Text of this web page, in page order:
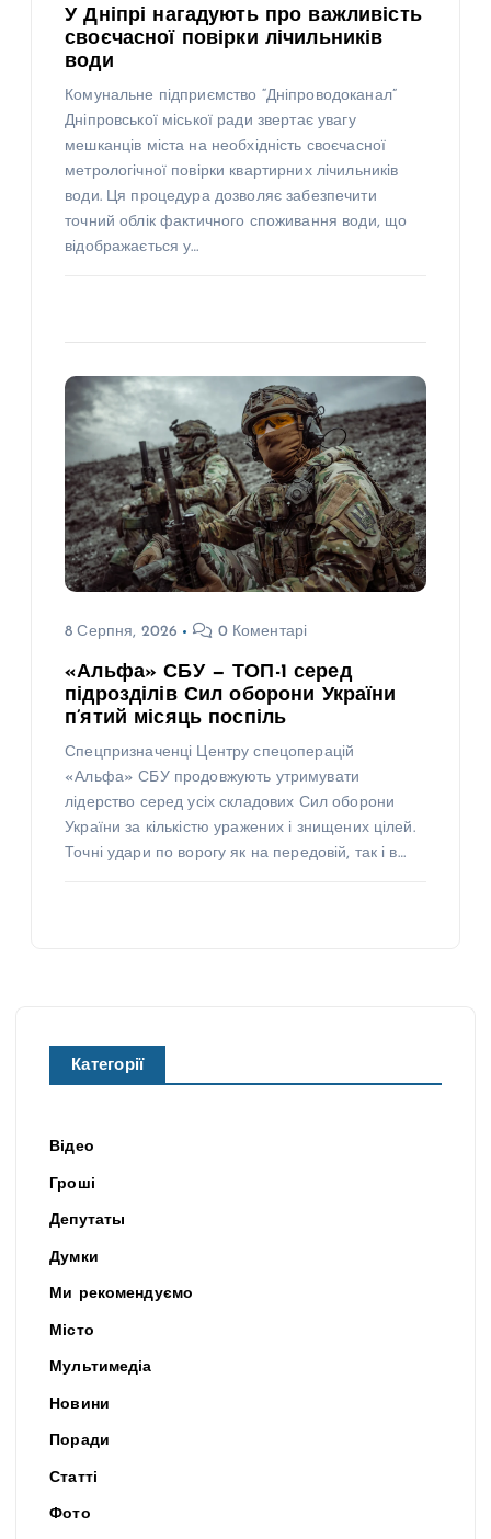
У Дніпрі нагадують про важливість
своєчасної повірки лічильників
води
Комунальне підприємство “Дніпроводоканал”
Дніпровської міської ради звертає увагу
мешканців міста на необхідність своєчасної
метрологічної повірки квартирних лічильників
води. Ця процедура дозволяє забезпечити
точний облік фактичного споживання води, що
відображається у…
8 Серпня, 2026 0 Коментарі
«Альфа» СБУ — ТОП-1 серед
підрозділів Сил оборони України
п’ятий місяць поспіль
Спецпризначенці Центру спецоперацій
«Альфа» СБУ продовжують утримувати
лідерство серед усіх складових Сил оборони
України за кількістю уражених і знищених цілей.
Точні удари по ворогу як на передовій, так і в…
Категорії
Відео
Гроші
Депутаты
Думки
Ми рекомендуємо
Місто
Мультимедіа
Новини
Поради
Статті
Фото